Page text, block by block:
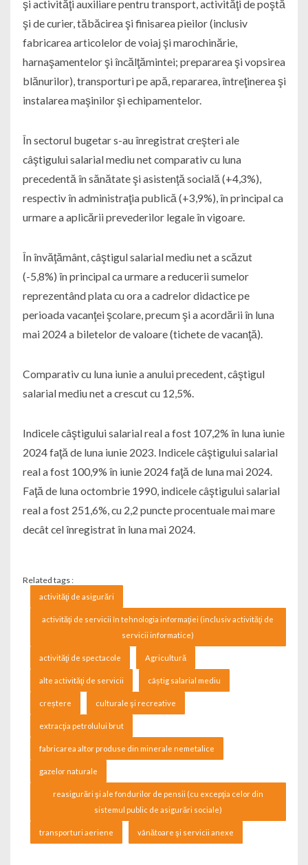
şi activităţi auxiliare pentru transport, activităţi de poştă
şi de curier, tăbăcirea şi finisarea pieilor (inclusiv
fabricarea articolelor de voiaj şi marochinărie,
harnaşamentelor şi încălţămintei; prepararea şi vopsirea
blănurilor), transporturi pe apă, repararea, întreţinerea şi
instalarea maşinilor şi echipamentelor.
În sectorul bugetar s-au înregistrat creşteri ale
câştigului salarial mediu net comparativ cu luna
precedentă în sănătate şi asistenţă socială (+4,3%),
respectiv în administraţia publică (+3,9%), în principal ca
urmare a aplicării prevederilor legale în vigoare.
În învăţământ, câştigul salarial mediu net a scăzut
(-5,8%) în principal ca urmare a reducerii sumelor
reprezentând plata cu ora a cadrelor didactice pe
perioada vacanţei şcolare, precum şi a acordării în luna
mai 2024 a biletelor de valoare (tichete de vacanţă).
Comparativ cu luna iunie a anului precedent, câştigul
salarial mediu net a crescut cu 12,5%.
Indicele câştigului salarial real a fost 107,2% în luna iunie
2024 faţă de luna iunie 2023. Indicele câştigului salarial
real a fost 100,9% în iunie 2024 faţă de luna mai 2024.
Faţă de luna octombrie 1990, indicele câştigului salarial
real a fost 251,6%, cu 2,2 puncte procentuale mai mare
decât cel înregistrat în luna mai 2024.
Related tags :
activităţi de asigurări
activităţi de servicii în tehnologia informaţiei (inclusiv activităţi de
servicii informatice)
activităţi de spectacole Agricultură
alte activităţi de servicii câștig salarial mediu
creștere culturale şi recreative
extracţia petrolului brut
fabricarea altor produse din minerale nemetalice
gazelor naturale
reasigurări şi ale fondurilor de pensii (cu excepţia celor din
sistemul public de asigurări sociale)
transporturi aeriene vânătoare şi servicii anexe